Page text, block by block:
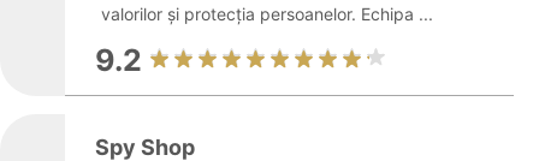
valorilor și protecția persoanelor. Echipa ...
9.2
Spy Shop